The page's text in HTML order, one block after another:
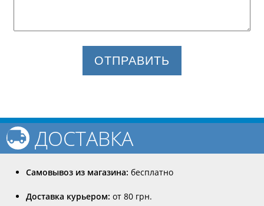
ОТПРАВИТЬ
ДОСТАВКА
Самовывоз из магазина: бесплатно
Доставка курьером: от 80 грн.